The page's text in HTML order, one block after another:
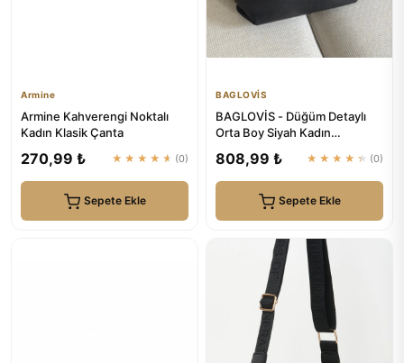
Armine
Armine Kahverengi Noktalı
Kadın Klasik Çanta
270,99 ₺ ★★★★★ (0)
Sepete Ekle
BAGLOVİS
BAGLOVİS - Düğüm Detaylı
Orta Boy Siyah Kadın
Çantas...
808,99 ₺ ★★★★★ (0)
Sepete Ekle